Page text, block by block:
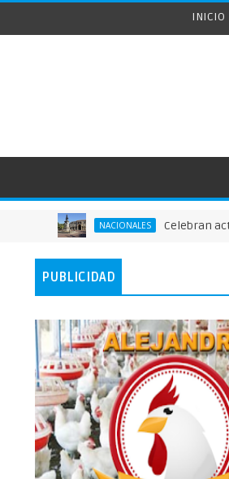
INICIO
NACIONALES Celebran actos para
PUBLICIDAD